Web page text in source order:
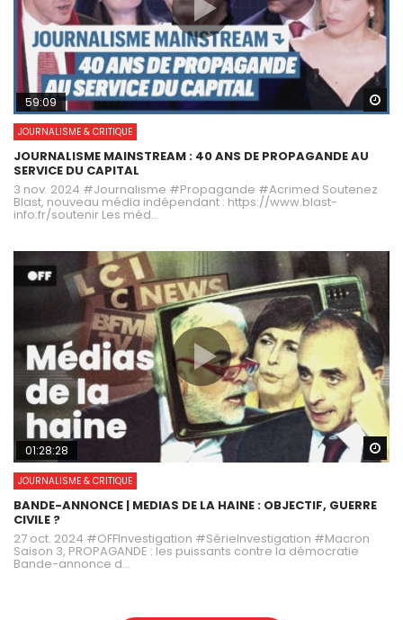
59:09
JOURNALISME & CRITIQUE
JOURNALISME MAINSTREAM : 40 ANS DE PROPAGANDE AU
SERVICE DU CAPITAL
3 nov. 2024 #Journalisme #Propagande #Acrimed Soutenez
Blast, nouveau média indépendant : https://www.blast-
info.fr/soutenir Les méd...
01:28:28
JOURNALISME & CRITIQUE
BANDE-ANNONCE | MEDIAS DE LA HAINE : OBJECTIF, GUERRE
CIVILE ?
27 oct. 2024 #OFFInvestigation #SérieInvestigation #Macron
Saison 3, PROPAGANDE : les puissants contre la démocratie
Bande-annonce d...